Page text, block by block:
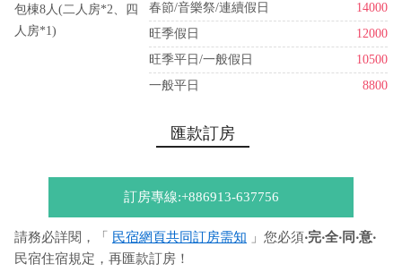
包棟8人(二人房*2、四
人房*1)
春節/音樂祭/連續假日
14000
旺季假日
12000
旺季平日/一般假日
10500
一般平日
8800
匯款訂房
訂房專線:+886913-637756
請務必詳閱，「 民宿網頁共同訂房需知 」您必須‧完‧全‧同‧意‧
民宿住宿規定，再匯款訂房！